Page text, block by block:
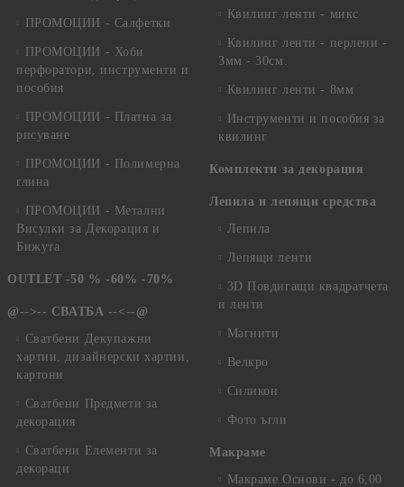
ПРОМОЦИИ - Салфетки
ПРОМОЦИИ - Хоби
перфоратори, инструменти и
пособия
ПРОМОЦИИ - Платна за
рисуване
ПРОМОЦИИ - Полимерна
глина
ПРОМОЦИИ - Метални
Висулки за Декорация и
Бижута
OUTLET -50 % -60% -70%
@-->-- СВАТБА --<--@
Сватбени Декупажни
хартии, дизайнерски хартии,
картони
Сватбени Предмети за
декорация
Сватбени Елементи за
декораци
Квилинг ленти - микс
Квилинг ленти - перлени -
3мм - 30см.
Квилинг ленти - 8мм
Инструменти и пособия за
квилинг
Комплекти за декорация
Лепила и лепящи средства
Лепила
Лепящи ленти
3D Повдигащи квадратчета
и ленти
Магнити
Велкро
Силикон
Фото ъгли
Макраме
Макраме Основи - до 6,00